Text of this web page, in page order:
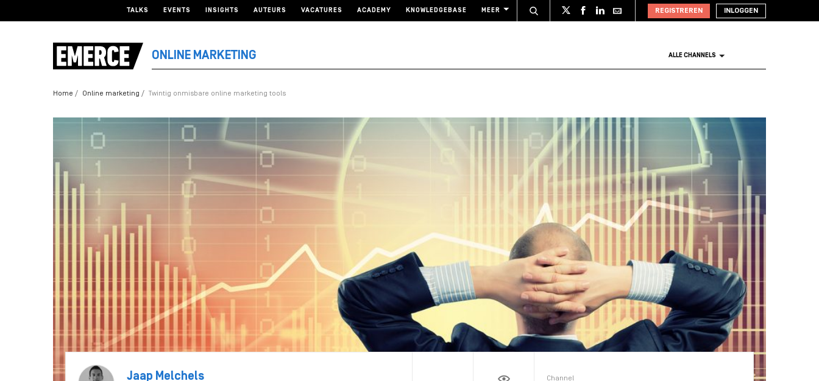
TALKS EVENTS INSIGHTS AUTEURS VACATURES ACADEMY KNOWLEDGEBASE MEER REGISTREREN INLOGGEN
ONLINE MARKETING ALLE CHANNELS
Home Online marketing Twintig onmisbare online marketing tools
Jaap Melchels Channel